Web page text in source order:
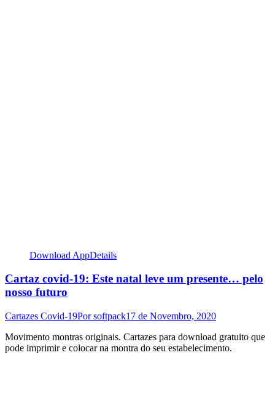
Download AppDetails
Cartaz covid-19: Este natal leve um presente… pelo
nosso futuro
Cartazes Covid-19Porsoftpack17 de Novembro, 2020
Movimento montras originais. Cartazes para download gratuito que
pode imprimir e colocar na montra do seu estabelecimento.